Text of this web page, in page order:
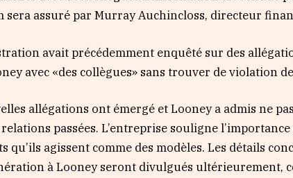
sera assuré par Murray Auchincloss, directeur
avait précédemment enquêté sur des
avec «des collègues» sans trouver de violation
allégations ont émergé et Looney a admis ne
passées. L’entreprise souligne
qu’ils agissent comme des modèles. Les détails
à Looney seront divulgués ultérieurement,